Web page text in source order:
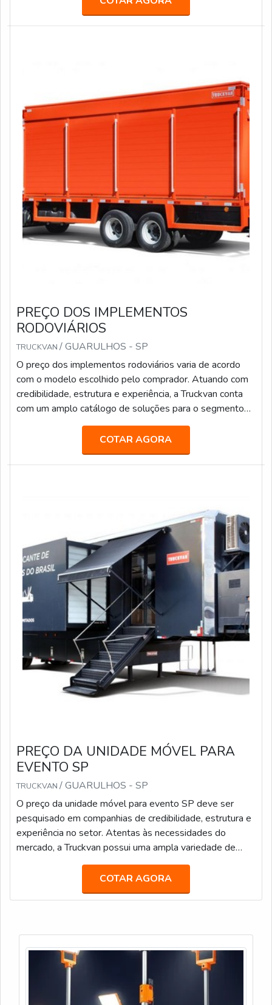
grandes agências de comunicação, propaganda,
publicidade e live marketing, como África, BFerraz,
PREÇO DOS IMPLEMENTOS
RODOVIÁRIOS
TRUCKVAN / GUARULHOS - SP
O preço dos implementos rodoviários varia de acordo
com o modelo escolhido pelo comprador. Atuando com
credibilidade, estrutura e experiência, a Truckvan conta
com um amplo catálogo de soluções para o segmento
de transporte de pesados, tais como: Transporte de
valores; Semirreboque, bitrem e rodotrem sider; Piso
móvel; Linha Graneleira; Inloader; Furgão; Carroceria para
transporte de bebidas; Carga seca; Entre outros.Fundada
COTAR AGORA
PREÇO DA UNIDADE MÓVEL PARA
EVENTO SP
TRUCKVAN / GUARULHOS - SP
O preço da unidade móvel para evento SP deve ser
pesquisado em companhias de credibilidade, estrutura e
experiência no setor. Atentas às necessidades do
mercado, a Truckvan possui uma ampla variedade de
unidades móveis prontas no seu portfólio de locação,
tais como: Veículos de Luxo para Transporte Executivo
(JetBus e JetVan); Food Truck; Diversas carretas,
Espaço VIP, Sala de Imprensa, e infinitas
COTAR AGORA